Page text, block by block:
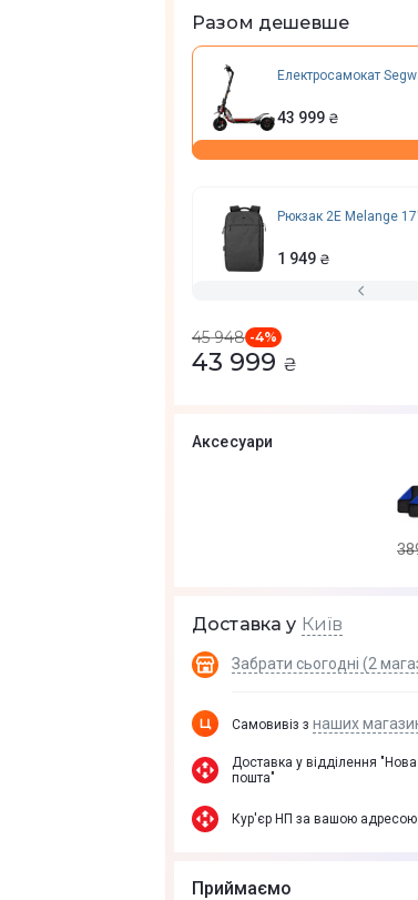
Разом дешевше
Електросамокат
43 999 ₴
Рюкзак 2E Melange
1 949 ₴
45 948 -4%
43 999 ₴
Аксесуари
Доставка у Київ
Забрати сьогодні (2
Самовивіз з наших
Доставка у вiддiлення "Нова
пошта"
Кур'єр НП за вашою адресою
Приймаємо